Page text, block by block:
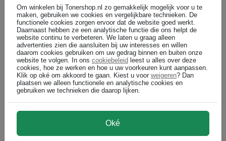
GEEN VERZENDKOSTEN bij Tonershop.nl op huismerk
toner en huismerk inktcartridges!
Om winkelen bij Tonershop.nl zo gemakkelijk mogelijk voor u te
maken, gebruiken we cookies en vergelijkbare technieken. De
functionele cookies zorgen ervoor dat de website goed werkt.
Daarnaast hebben ze een analytische functie die ons helpt de
website continu te verbeteren. We laten u graag alleen
advertenties zien die aansluiten bij uw interesses en willen
daarom cookies gebruiken om uw gedrag binnen en buiten onze
website te volgen. In ons cookiebeleid leest u alles over deze
cookies, hoe ze werken en hoe u uw voorkeuren kunt aanpassen.
Klik op oké om akkoord te gaan. Kiest u voor weigeren? Dan
plaatsen we alleen functionele en analytische cookies en
gebruiken we technieken die daarop lijken.
Oké